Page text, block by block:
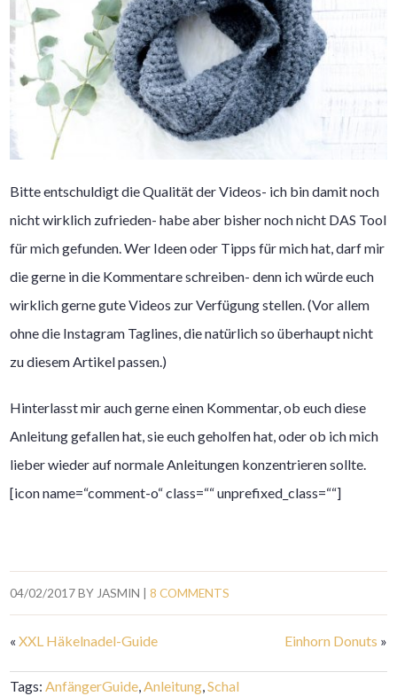
Bitte entschuldigt die Qualität der Videos- ich bin damit noch
nicht wirklich zufrieden- habe aber bisher noch nicht DAS Tool
für mich gefunden. Wer Ideen oder Tipps für mich hat, darf mir
die gerne in die Kommentare schreiben- denn ich würde euch
wirklich gerne gute Videos zur Verfügung stellen. (Vor allem
ohne die Instagram Taglines, die natürlich so überhaupt nicht
zu diesem Artikel passen.)
Hinterlasst mir auch gerne einen Kommentar, ob euch diese
Anleitung gefallen hat, sie euch geholfen hat, oder ob ich mich
lieber wieder auf normale Anleitungen konzentrieren sollte.
[icon name=“comment-o“ class=““ unprefixed_class=““]
04/02/2017BYJASMIN |8 COMMENTS
«XXL Häkelnadel-Guide Einhorn Donuts »
Tags:AnfängerGuide,Anleitung,Schal